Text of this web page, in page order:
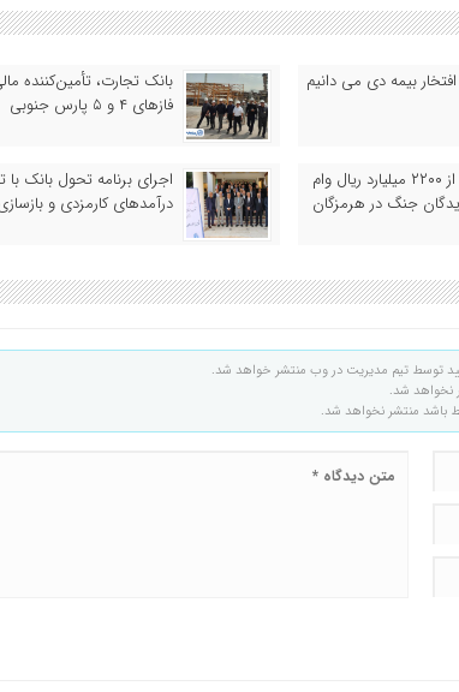
بیمه دی می دانیم
بانک تجارت، تأمین‌کننده
فازهای ۴ و ۵ پارس جنوبی
تسهیل در پرداخت بیش از ۲۲۰۰ میلیارد ریال وام
جنگ در هرمزگان
اجرای برنامه تحول بانک با
درآمدهای کارمزدی و
توسط تیم مدیریت در وب منتشر خواهد شد.
نخواهد شد.
باشد منتشر نخواهد شد.